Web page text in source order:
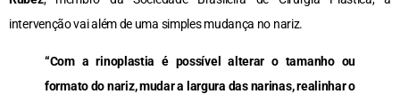
intervenção vai além de uma simples mudança no nariz.
“Com a rinoplastia é possível alterar o tamanho ou
formato do nariz, mudar a largura das narinas, realinhar o